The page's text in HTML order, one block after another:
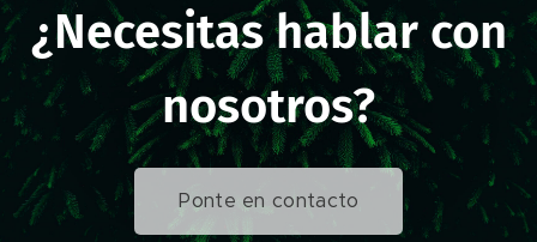
¿Necesitas hablar con
nosotros?
Ponte en contacto